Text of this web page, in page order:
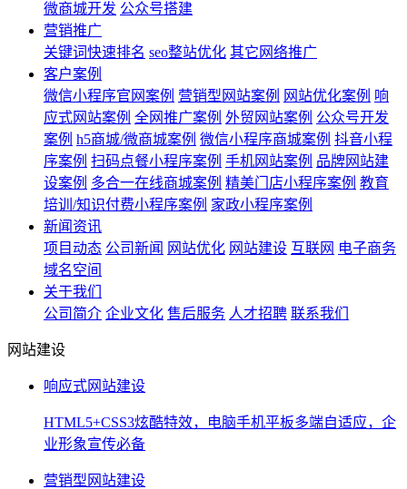
微商城开发 公众号搭建
营销推广
关键词快速排名 seo整站优化 其它网络推广
客户案例
微信小程序官网案例 营销型网站案例 网站优化案例 响
应式网站案例 全网推广案例 外贸网站案例 公众号开发
案例 h5商城/微商城案例 微信小程序商城案例 抖音小程
序案例 扫码点餐小程序案例 手机网站案例 品牌网站建
设案例 多合一在线商城案例 精美门店小程序案例 教育
培训/知识付费小程序案例 家政小程序案例
新闻资讯
项目动态 公司新闻 网站优化 网站建设 互联网 电子商务
域名空间
关于我们
公司简介 企业文化 售后服务 人才招聘 联系我们
网站建设
响应式网站建设
HTML5+CSS3炫酷特效，电脑手机平板多端自适应，企
业形象宣传必备
营销型网站建设